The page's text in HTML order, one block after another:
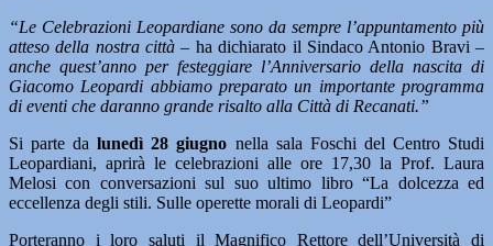
“Le Celebrazioni Leopardiane sono da sempre l’appuntamento più
atteso della nostra città – ha dichiarato il Sindaco Antonio Bravi –
anche quest’anno per festeggiare l’Anniversario della nascita di
Giacomo Leopardi abbiamo preparato un importante programma
di eventi che daranno grande risalto alla Città di Recanati.”
Si parte dalunedì 28 giugno nella sala Foschi del Centro Studi
Leopardiani, aprirà le celebrazioni alle ore 17,30 la Prof. Laura
Melosi con conversazioni sul suo ultimo libro “La dolcezza ed
eccellenza degli stili. Sulle operette morali di Leopardi”
Porteranno i loro saluti il Magnifico Rettore dell’Università di